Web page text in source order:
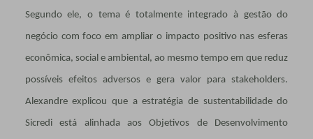
Segundo ele, o tema é totalmente integrado à gestão do
negócio com foco em ampliar o impacto positivo nas esferas
econômica, social e ambiental, ao mesmo tempo em que reduz
possíveis efeitos adversos e gera valor para stakeholders.
Alexandre explicou que a estratégia de sustentabilidade do
Sicredi está alinhada aos Objetivos de Desenvolvimento